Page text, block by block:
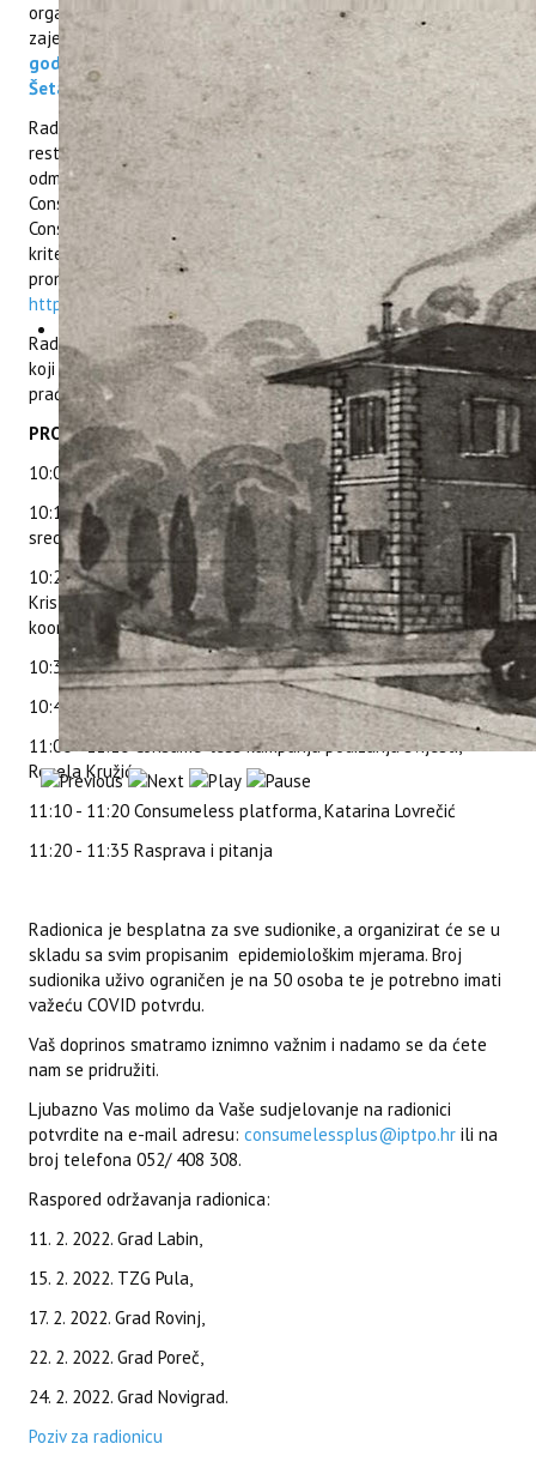
organizaciji Instituta za poljoprivredu i turizam i Turističke
zajednice središnje Istre koja će se održati 9. veljače 2022.
godine na Pučkom otvorenom učilištu Pazin na adresi
Šetalište Pazinske gimnazije 1.
Radionice su namijenjene smještajnim objektima, kafićima,
restoranima, trgovinama hranom i rukotvorinama, hotelima te
odmaralištima na plaži koji su zainteresirani saznati više o
ConsumelessMed oznaci i uključiti se u projekt radi dobivanja
ConsumelessMed oznake. Svi oni koji zadovolje određene
kriterije i steknu ConsumelessMed oznaku imaju pravo biti
promovirani na ConsumelessMed platformi:
https://www.consumelessmed.org
Radionica će se organizirati u hibridnom obliku, a svi dionici
koji se prijave dobit će putem maila poveznicu za online
praćenje.
PROGRAM RADIONICE
10:00 - 10:15 Registracija sudionika
10:15 - 10:20 Pozdravni govor - direktorica Turističke zajednice
središnje Istre, Sanja Kantaruti
10:20 - 10:30 Predstavljanje projekta ConsumelessPlus, dr. sc.
Kristina Brščić, predstojnica Zavoda za turizam i lokalna
koordinatorica projekta
10:30 - 10:40 ConsumelessMed smjernice, Joelle Živolić
10:40 - 11:00 ConsumeLess model – kriteriji, Tina Šugar Korda
11:00 - 11:10 Consume-less kampanja podizanja svijesti,
Rosela Kružić
11:10 - 11:20 Consumeless platforma, Katarina Lovrečić
11:20 - 11:35 Rasprava i pitanja
Radionica je besplatna za sve sudionike, a organizirat će se u
skladu sa svim propisanim epidemiološkim mjerama. Broj
sudionika uživo ograničen je na 50 osoba te je potrebno imati
važeću COVID potvrdu.
Vaš doprinos smatramo iznimno važnim i nadamo se da ćete
nam se pridružiti.
Ljubazno Vas molimo da Vaše sudjelovanje na radionici
potvrdite na e-mail adresu: consumelessplus@iptpo.hr ili na
broj telefona 052/ 408 308.
Raspored održavanja radionica:
11. 2. 2022. Grad Labin,
15. 2. 2022. TZG Pula,
17. 2. 2022. Grad Rovinj,
22. 2. 2022. Grad Poreč,
24. 2. 2022. Grad Novigrad.
Poziv za radionicu